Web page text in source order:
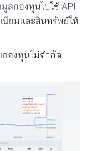
ลกองทุนไปใช้ API
นียมและสินทรัพย์ให้
กองทุนไม่จำกัด